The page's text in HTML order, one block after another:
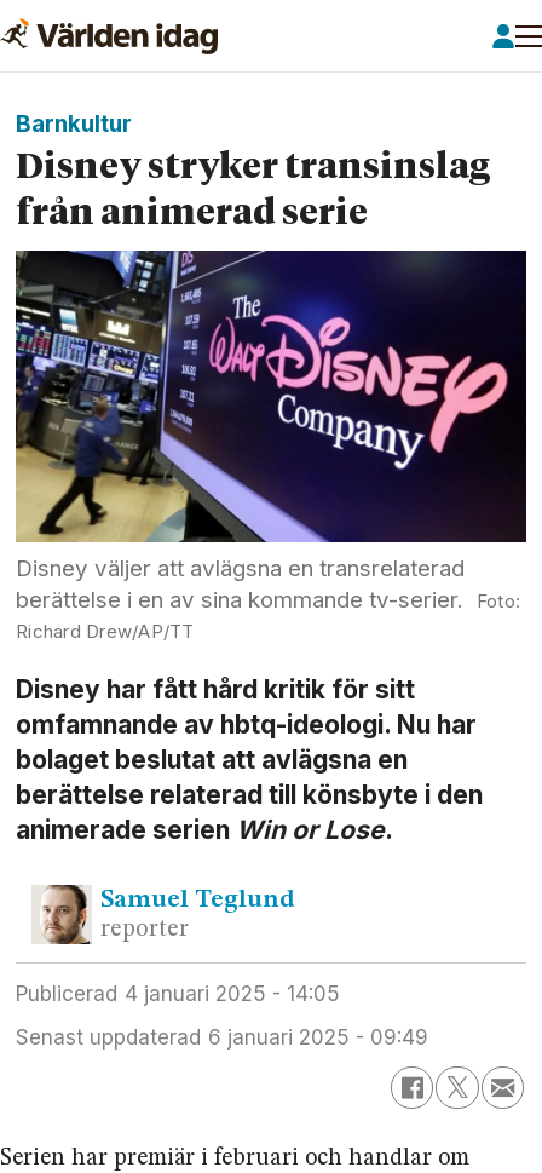
Barnkultur
Disney stryker trans­inslag
från animerad serie
Disney väljer att avlägsna en transrelaterad
berättelse i en av sina kommande tv-serier.
Richard Drew/AP/TT
Disney har fått hård kritik för sitt
omfamnande av hbtq-ideologi. Nu har
bolaget beslutat att avlägsna en
berättelse relaterad till könsbyte i den
animerade serien Win or Lose.
Samuel Teglund
reporter
Publicerad
4 januari 2025 - 14:05
Senast uppdaterad
6 januari 2025 - 09:49
Serien har premiär i februari och handlar om